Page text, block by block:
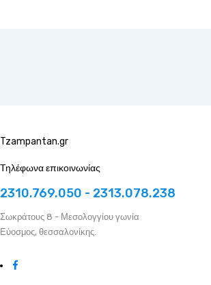
Tzampantan.gr
Τηλέφωνα επικοινωνίας
2310.769.050 - 2313.078.238
Σωκράτους 8 - Μεσολογγίου γωνία
Εύοσμος, θεσσαλονίκης.